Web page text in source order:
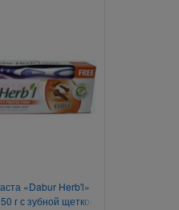
«Dabur Herb'l»
г с зубной щеткой